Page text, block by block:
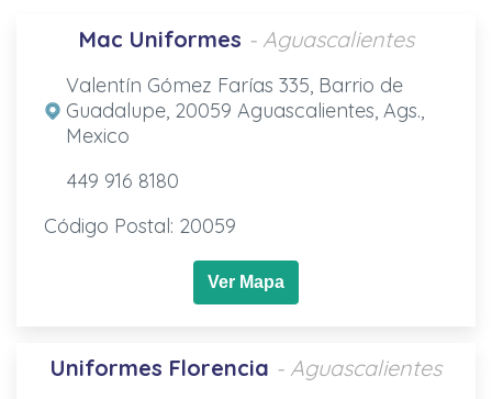
Mac Uniformes - Aguascalientes
Valentín Gómez Farías 335, Barrio de
Guadalupe, 20059 Aguascalientes, Ags.,
Mexico
449 916 8180
Código Postal: 20059
Ver Mapa
Uniformes Florencia - Aguascalientes